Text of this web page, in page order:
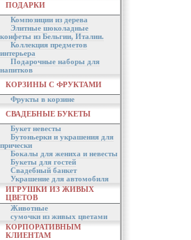
ПОДАРКИ
Композиции из дерева
Элитные шоколадные
конфеты из Бельгии, Италии.
Коллекция предметов
интерьера
Подарочные наборы для
напитков
КОРЗИНЫ С ФРУКТАМИ
Фрукты в корзине
СВАДЕБНЫЕ БУКЕТЫ
Букет невесты
Бутоньерки и украшения для
прически
Бокалы для жениха и невесты
Букеты для гостей
Свадебный банкет
Украшение для автомобиля
ИГРУШКИ ИЗ ЖИВЫХ
ЦВЕТОВ
Животные
сумочки из живых цветами
КОРПОРАТИВНЫМ
КЛИЕНТАМ